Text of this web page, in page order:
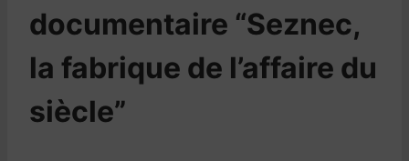
documentaire “Seznec,
la fabrique de l’affaire du
siècle”